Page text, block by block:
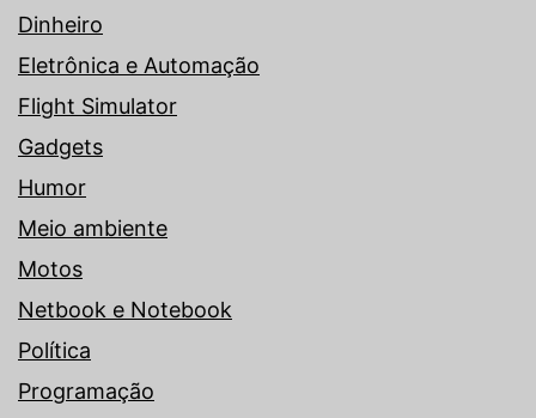
Dinheiro
Eletrônica e Automação
Flight Simulator
Gadgets
Humor
Meio ambiente
Motos
Netbook e Notebook
Política
Programação